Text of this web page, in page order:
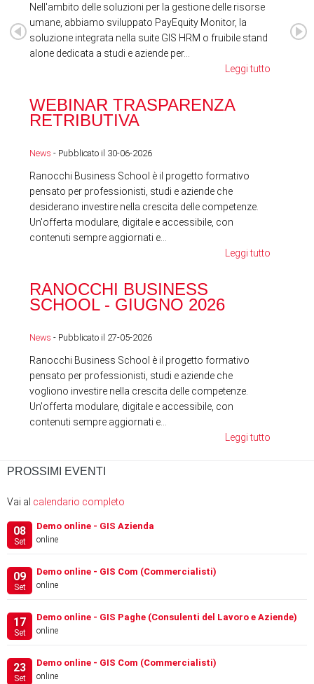
Nell'ambito delle soluzioni per la gestione delle risorse
umane, abbiamo sviluppato PayEquity Monitor, la
soluzione integrata nella suite GIS HRM o fruibile stand
alone dedicata a studi e aziende per...
Leggi tutto
WEBINAR TRASPARENZA
RETRIBUTIVA
News - Pubblicato il 30-06-2026
Ranocchi Business School è il progetto formativo
pensato per professionisti, studi e aziende che
desiderano investire nella crescita delle competenze.
Un'offerta modulare, digitale e accessibile, con
contenuti sempre aggiornati e...
Leggi tutto
RANOCCHI BUSINESS
SCHOOL - GIUGNO 2026
News - Pubblicato il 27-05-2026
Ranocchi Business School è il progetto formativo
pensato per professionisti, studi e aziende che
vogliono investire nella crescita delle competenze.
Un'offerta modulare, digitale e accessibile, con
contenuti sempre aggiornati e...
Leggi tutto
PROSSIMI EVENTI
Vai al calendario completo
08
Set
Demo online - GIS Azienda
online
09
Set
Demo online - GIS Com (Commercialisti)
online
17
Set
Demo online - GIS Paghe (Consulenti del Lavoro e Aziende)
online
23
Set
Demo online - GIS Com (Commercialisti)
online